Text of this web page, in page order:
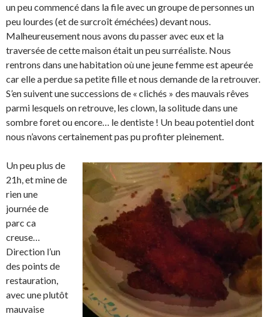
un peu commencé dans la file avec un groupe de personnes un
peu lourdes (et de surcroît éméchées) devant nous.
Malheureusement nous avons du passer avec eux et la
traversée de cette maison était un peu surréaliste. Nous
rentrons dans une habitation où une jeune femme est apeurée
car elle a perdue sa petite fille et nous demande de la retrouver.
S’en suivent une successions de « clichés » des mauvais rêves
parmi lesquels on retrouve, les clown, la solitude dans une
sombre foret ou encore… le dentiste ! Un beau potentiel dont
nous n’avons certainement pas pu profiter pleinement.
Un peu plus de
21h, et mine de
rien une
journée de
parc ca
creuse…
Direction l’un
des points de
restauration,
avec une plutôt
mauvaise